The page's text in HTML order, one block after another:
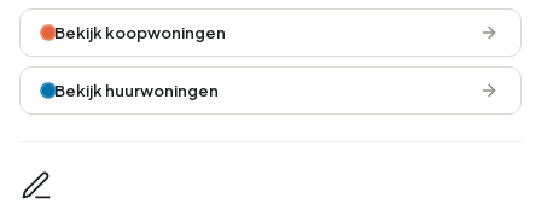
Bekijk koopwoningen
Bekijk huurwoningen